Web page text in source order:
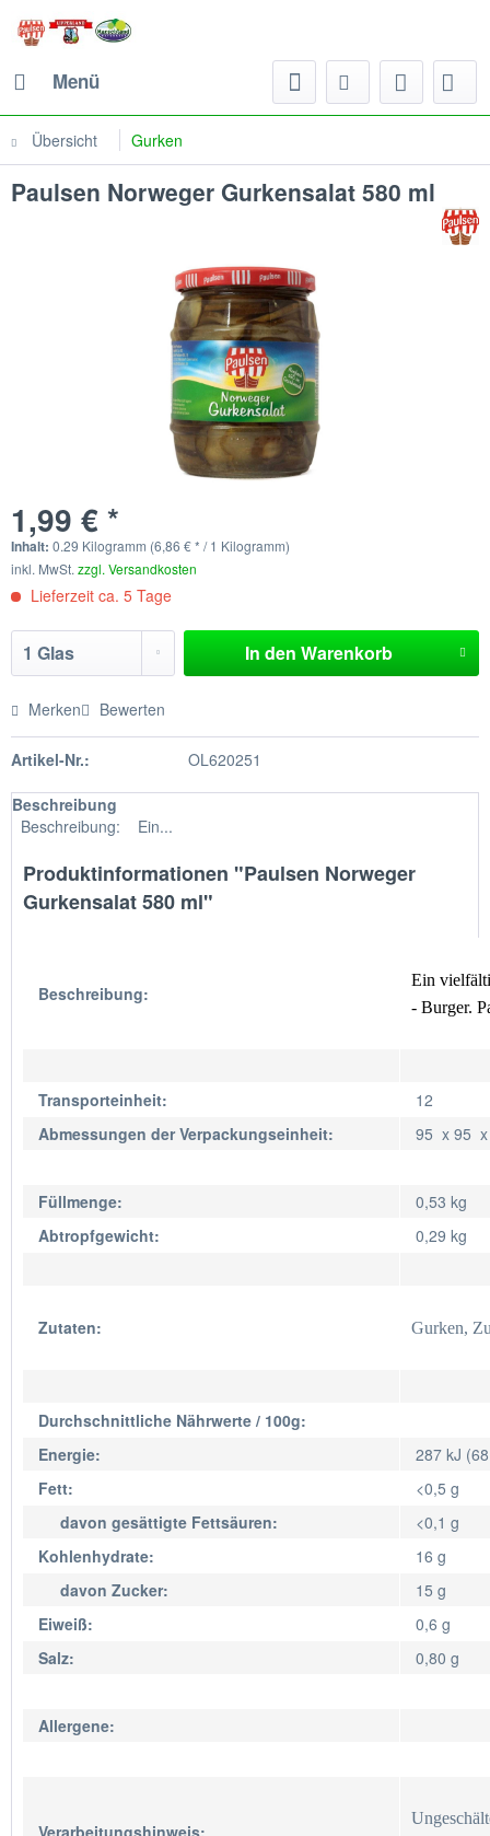
Menü
Übersicht Gurken
Paulsen Norweger Gurkensalat 580 ml
1,99 € *
Inhalt: 0.29 Kilogramm (6,86 € * / 1 Kilogramm)
inkl. MwSt. zzgl. Versandkosten
Lieferzeit ca. 5 Tage
In den Warenkorb
Merken Bewerten
Artikel-Nr.: OL620251
Beschreibung
Beschreibung: Ein...
Produktinformationen "Paulsen Norweger
Gurkensalat 580 ml"
Beschreibung:
Ein
- Burger.
Transporteinheit:
12
Abmessungen der Verpackungseinheit:
95 x 95
Füllmenge:
0,53 kg
Abtropfgewicht:
0,29 kg
Zutaten: Gurken,
Durchschnittliche Nährwerte / 100g:
Energie:
287 kJ
Fett:
<0,5 g
davon gesättigte Fettsäuren:
<0,1 g
Kohlenhydrate:
16 g
davon Zucker:
15 g
Eiweiß:
0,6 g
Salz:
0,80 g
Allergene:
Verarbeitungshinweis: